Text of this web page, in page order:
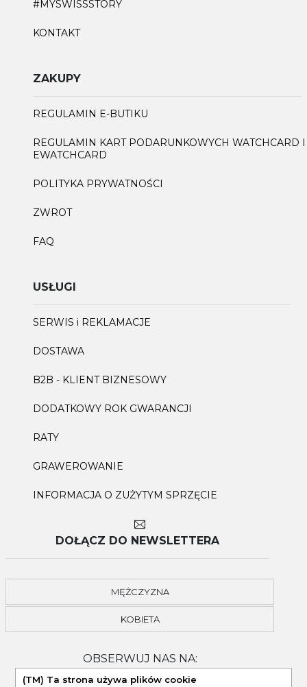
#MYSWISSSTORY
KONTAKT
ZAKUPY
REGULAMIN E-BUTIKU
REGULAMIN KART PODARUNKOWYCH WATCHCARD I
EWATCHCARD
POLITYKA PRYWATNOŚCI
ZWROT
FAQ
USŁUGI
SERWIS i REKLAMACJE
DOSTAWA
B2B - KLIENT BIZNESOWY
DODATKOWY ROK GWARANCJI
RATY
GRAWEROWANIE
INFORMACJA O ZUŻYTYM SPRZĘCIE
DOŁĄCZ DO NEWSLETTERA
MĘŻCZYZNA
KOBIETA
OBSERWUJ NAS NA:
(TM) Ta strona używa plików cookie